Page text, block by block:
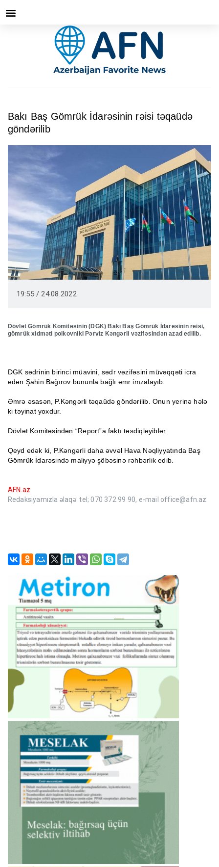
Bakı Baş Gömrük İdarəsinin rəisi təqaüdə
göndərilib
19:55 / 24.08.2022
Dövlət Gömrük Komitəsinin (DGK) Bakı Baş Gömrük İdarəsinin rəisi,
gömrük xidməti polkovniki Pərviz Kəngərli vəzifəsindən azad edilib.
DGK sədrinin birinci müavini, sədr vəzifəsini müvəqqəti icra
edən Şahin Bağırov bununla bağlı əmr imzalayıb.
Əmrə əsasən, P.Kəngərli təqaüdə göndərilib. Onun yerinə hələ
ki təyinat yoxdur.
Dövlət Komitəsindən “Report”a faktı təsdiqləyiblər.
Qeyd edək ki, P.Kəngərli daha əvvəl Hava Nəqliyyatında Baş
Gömrük İdarəsində maliyyə şöbəsinə rəhbərlik edib.
AFN.az
Redaksiyamızla əlaqə: tel; 070 372 99 90, e-mail office@afn.az